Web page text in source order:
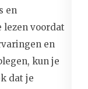
en
lezen voordat
en
kun je
dat je